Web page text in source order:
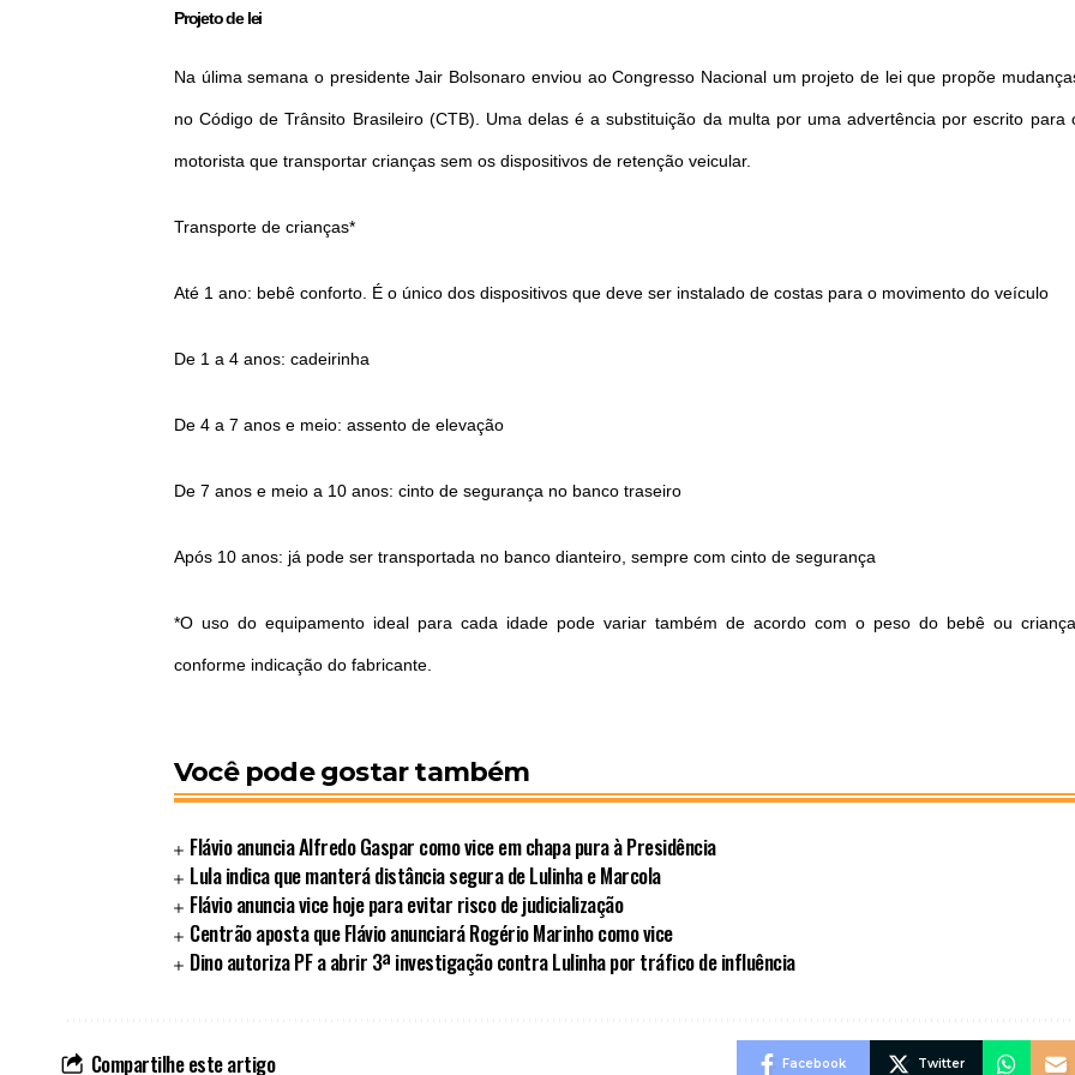
Projeto de lei
Na úlima semana o presidente Jair Bolsonaro enviou ao Congresso Nacional um projeto de lei que propõe
no Código de Trânsito Brasileiro (CTB). Uma delas é a substituição da multa por uma advertência por escrito para
motorista que transportar crianças sem os dispositivos de retenção veicular.
Transporte de crianças*
Até 1 ano: bebê conforto. É o único dos dispositivos que deve ser instalado de costas para o movimento do veículo
De 1 a 4 anos: cadeirinha
De 4 a 7 anos e meio: assento de elevação
De 7 anos e meio a 10 anos: cinto de segurança no banco traseiro
Após 10 anos: já pode ser transportada no banco dianteiro, sempre com cinto de segurança
*O uso do equipamento ideal para cada idade pode variar também de acordo com o peso do bebê ou
conforme indicação do fabricante.
Você pode gostar também
Flávio anuncia Alfredo Gaspar como vice em chapa pura à Presidência
Lula indica que manterá distância segura de Lulinha e Marcola
Flávio anuncia vice hoje para evitar risco de judicialização
Centrão aposta que Flávio anunciará Rogério Marinho como vice
Dino autoriza PF a abrir 3ª investigação contra Lulinha por tráfico de influência
Compartilhe este artigo Facebook Twitter